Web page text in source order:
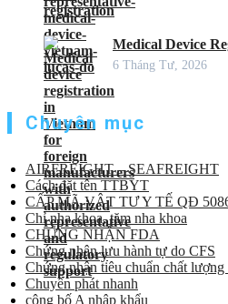
Medical Device
6 Tháng Tư, 2026
Chuyên mục
AIRFREIGHT – SEAFREIGHT
Cách đặt tên TTBYT
CẤP MÃ VẬT TƯ Y TẾ QĐ
Chỉ nha khoa, tăm nha khoa
CHỨNG NHẬN FDA
Chứng nhận lưu hành tự do CFS
Chứng nhận tiêu chuẩn chất
Chuyển phát nhanh
công bố A nhập khẩu